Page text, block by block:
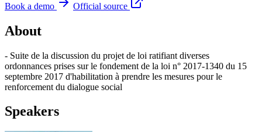
Book a demo
Official source
About
- Suite de la discussion du projet de loi ratifiant diverses
ordonnances prises sur le fondement de la loi n° 2017-1340 du 15
septembre 2017 d'habilitation à prendre les mesures pour le
renforcement du dialogue social
Speakers